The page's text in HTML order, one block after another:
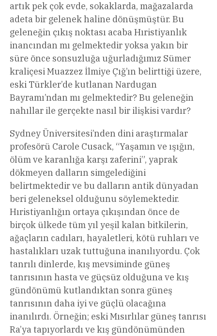
artık pek çok evde, sokaklarda, mağazalarda
adeta bir gelenek haline dönüşmüştür. Bu
geleneğin çıkış noktası acaba Hıristiyanlık
inancından mı gelmektedir yoksa yakın bir
süre önce sonsuzluğa uğurladığımız Sümer
kraliçesi Muazzez İlmiye Çığ’ın belirttiği üzere,
eski Türkler’de kutlanan Nardugan
Bayramı’ndan mı gelmektedir? Bu geleneğin
nahıllar ile gerçekte nasıl bir ilişkisi vardır?
Sydney Üniversitesi’nden dini araştırmalar
profesörü Carole Cusack, “Yaşamın ve ışığın,
ölüm ve karanlığa karşı zaferini”, yaprak
dökmeyen dalların simgelediğini
belirtmektedir ve bu dalların antik dünyadan
beri geleneksel olduğunu söylemektedir.
Hıristiyanlığın ortaya çıkışından önce de
birçok ülkede tüm yıl yeşil kalan bitkilerin,
ağaçların cadıları, hayaletleri, kötü ruhları ve
hastalıkları uzak tuttuğuna inanılıyordu. Çok
tanrılı dinlerde, kış mevsiminde güneş
tanrısının hasta ve güçsüz olduğuna ve kış
gündönümü kutlandıktan sonra güneş
tanrısının daha iyi ve güçlü olacağına
inanılırdı. Örneğin; eski Mısırlılar güneş tanrısı
Ra’ya tapıyorlardı ve kış gündönümünden